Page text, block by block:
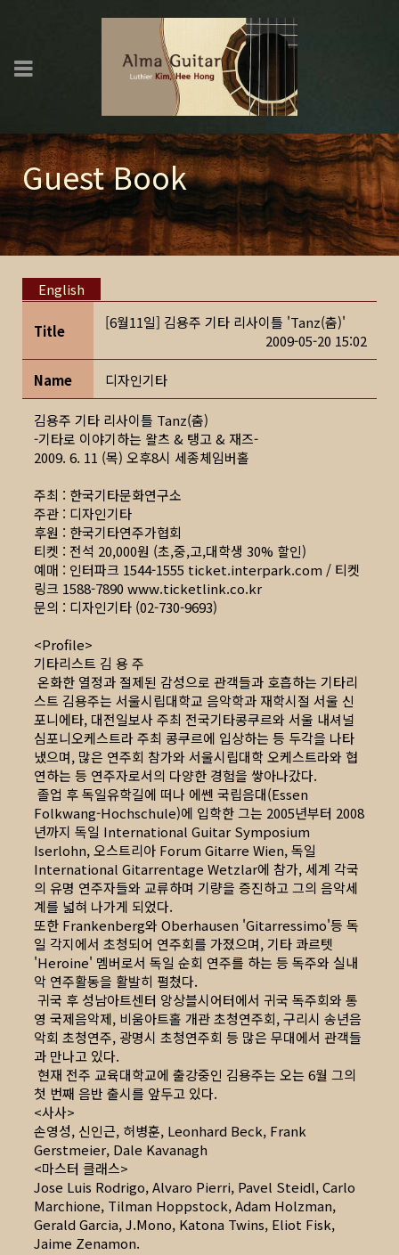
Guest Book
English
Title
[6월11일] 김용주 기타 리사이틀 'Tanz(춤)'
2009-05-20 15:02
Name 디자인기타
김용주 기타 리사이틀 Tanz(춤)
-기타로 이야기하는 왈츠 & 탱고 & 재즈-
2009. 6. 11 (목) 오후8시 세종체임버홀
주최 : 한국기타문화연구소
주관 : 디자인기타
후원 : 한국기타연주가협회
티켓 : 전석 20,000원 (초,중,고,대학생 30% 할인)
예매 : 인터파크 1544-1555 ticket.interpark.com / 티켓
링크 1588-7890 www.ticketlink.co.kr
문의 : 디자인기타 (02-730-9693)
<Profile>
기타리스트 김 용 주
온화한 열정과 절제된 감성으로 관객들과 호흡하는 기타리
스트 김용주는 서울시립대학교 음악학과 재학시절 서울 신
포니에타, 대전일보사 주최 전국기타콩쿠르와 서울 내셔널
심포니오케스트라 주최 콩쿠르에 입상하는 등 두각을 나타
냈으며, 많은 연주회 참가와 서울시립대학 오케스트라와 협
연하는 등 연주자로서의 다양한 경험을 쌓아나갔다.
졸업 후 독일유학길에 떠나 에쎈 국립음대(Essen
Folkwang-Hochschule)에 입학한 그는 2005년부터 2008
년까지 독일 International Guitar Symposium
Iserlohn, 오스트리아 Forum Gitarre Wien, 독일
International Gitarrentage Wetzlar에 참가, 세계 각국
의 유명 연주자들와 교류하며 기량을 증진하고 그의 음악세
계를 넓혀 나가게 되었다.
또한 Frankenberg와 Oberhausen 'Gitarressimo'등 독
일 각지에서 초청되어 연주회를 가졌으며, 기타 콰르텟
'Heroine' 멤버로서 독일 순회 연주를 하는 등 독주와 실내
악 연주활동을 활발히 펼쳤다.
귀국 후 성남아트센터 앙상블시어터에서 귀국 독주회와 통
영 국제음악제, 비움아트홀 개관 초청연주회, 구리시 송년음
악회 초청연주, 광명시 초청연주회 등 많은 무대에서 관객들
과 만나고 있다.
현재 전주 교육대학교에 출강중인 김용주는 오는 6월 그의
첫 번째 음반 출시를 앞두고 있다.
<사사>
손영성, 신인근, 허병훈, Leonhard Beck, Frank
Gerstmeier, Dale Kavanagh
<마스터 클래스>
Jose Luis Rodrigo, Alvaro Pierri, Pavel Steidl, Carlo
Marchione, Tilman Hoppstock, Adam Holzman,
Gerald Garcia, J.Mono, Katona Twins, Eliot Fisk,
Jaime Zenamon.